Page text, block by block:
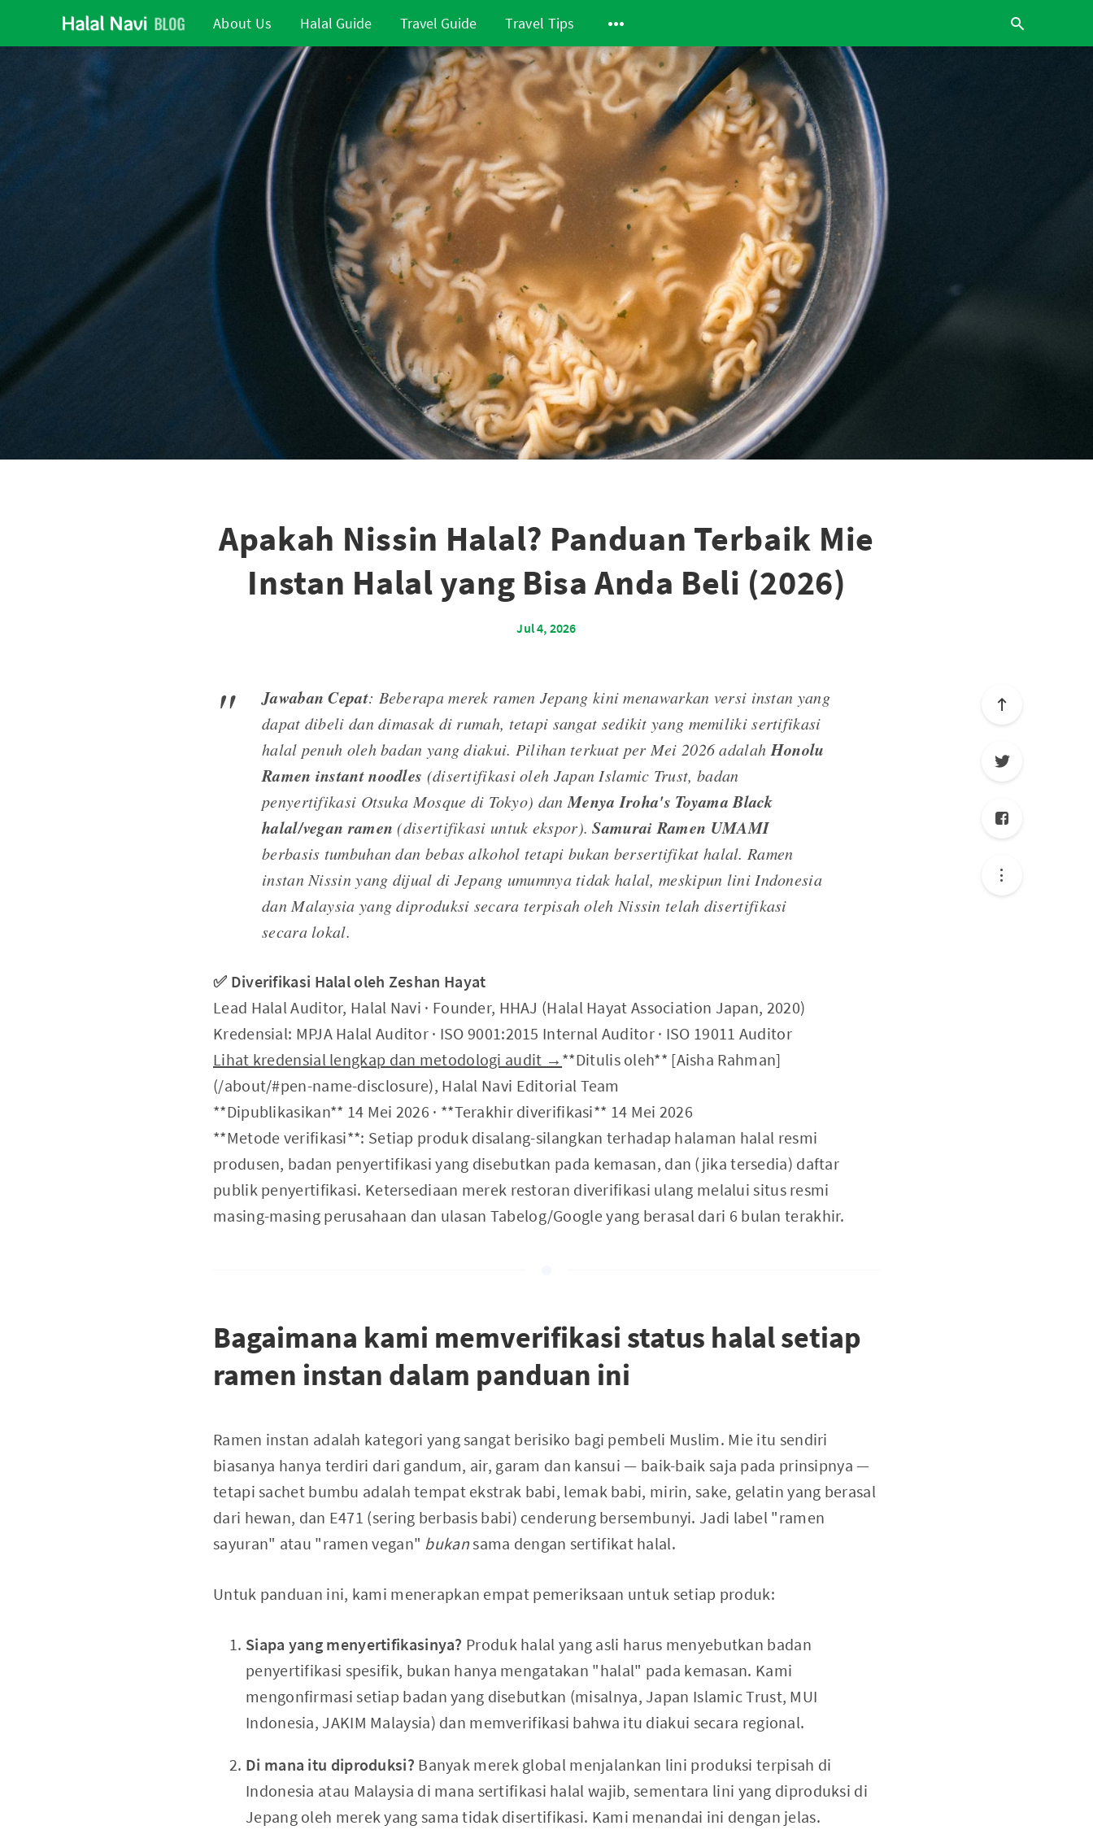
About Us Halal Guide Travel Guide Travel Tips
Apakah Nissin Halal? Panduan Terbaik Mie
Instan Halal yang Bisa Anda Beli (2026)
Jul 4, 2026
Jawaban Cepat: Beberapa merek ramen Jepang kini menawarkan versi instan yang
dapat dibeli dan dimasak di rumah, tetapi sangat sedikit yang memiliki sertifikasi
halal penuh oleh badan yang diakui. Pilihan terkuat per Mei 2026 adalah Honolu
Ramen instant noodles (disertifikasi oleh Japan Islamic Trust, badan
penyertifikasi Otsuka Mosque di Tokyo) dan Menya Iroha's Toyama Black
halal/vegan ramen (disertifikasi untuk ekspor).Samurai Ramen UMAMI
berbasis tumbuhan dan bebas alkohol tetapi bukan bersertifikat halal. Ramen
instan Nissin yang dijual di Jepang umumnya tidak halal, meskipun lini Indonesia
dan Malaysia yang diproduksi secara terpisah oleh Nissin telah disertifikasi
secara lokal.
✅ Diverifikasi Halal oleh Zeshan Hayat
Lead Halal Auditor, Halal Navi · Founder, HHAJ (Halal Hayat Association Japan, 2020)
Kredensial: MPJA Halal Auditor · ISO 9001:2015 Internal Auditor · ISO 19011 Auditor
Lihat kredensial lengkap dan metodologi audit → **Ditulis oleh** [Aisha Rahman]
(/about/#pen-name-disclosure), Halal Navi Editorial Team
**Dipublikasikan** 14 Mei 2026 · **Terakhir diverifikasi** 14 Mei 2026
**Metode verifikasi**: Setiap produk disalang-silangkan terhadap halaman halal resmi
produsen, badan penyertifikasi yang disebutkan pada kemasan, dan (jika tersedia) daftar
publik penyertifikasi. Ketersediaan merek restoran diverifikasi ulang melalui situs resmi
masing-masing perusahaan dan ulasan Tabelog/Google yang berasal dari 6 bulan terakhir.
Bagaimana kami memverifikasi status halal setiap
ramen instan dalam panduan ini
Ramen instan adalah kategori yang sangat berisiko bagi pembeli Muslim. Mie itu sendiri
biasanya hanya terdiri dari gandum, air, garam dan kansui — baik-baik saja pada prinsipnya —
tetapi sachet bumbu adalah tempat ekstrak babi, lemak babi, mirin, sake, gelatin yang berasal
dari hewan, dan E471 (sering berbasis babi) cenderung bersembunyi. Jadi label "ramen
sayuran" atau "ramen vegan" bukansama dengan sertifikat halal.
Untuk panduan ini, kami menerapkan empat pemeriksaan untuk setiap produk:
Siapa yang menyertifikasinya? Produk halal yang asli harus menyebutkan badan
penyertifikasi spesifik, bukan hanya mengatakan "halal" pada kemasan. Kami
mengonfirmasi setiap badan yang disebutkan (misalnya, Japan Islamic Trust, MUI
Indonesia, JAKIM Malaysia) dan memverifikasi bahwa itu diakui secara regional.
Di mana itu diproduksi? Banyak merek global menjalankan lini produksi terpisah di
Indonesia atau Malaysia di mana sertifikasi halal wajib, sementara lini yang diproduksi di
Jepang oleh merek yang sama tidak disertifikasi. Kami menandai ini dengan jelas.